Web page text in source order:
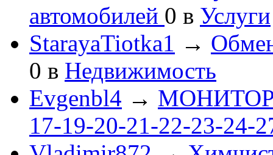
автомобилей 0 в Услуги
StarayaTiotka1 →
0 в Недвижимость
Evgenbl4 → МОНИТОРЫ
17-19-20-21-22-23-24-